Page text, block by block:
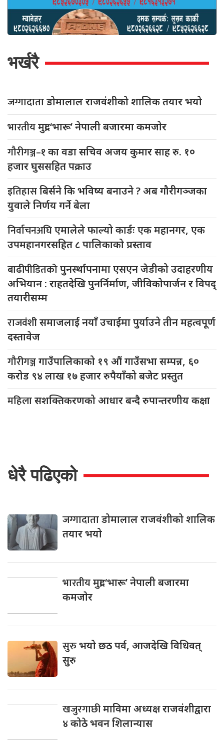
भर्खरै
जग्गादाताडोमालाल राजवंशीको शालिक तयार भयो
भारतीयमुद्रा ‘भारू’ नेपाली बजारमा कमजाेर
गौरीगञ्ज–१का वडा सचिव अजय कुमार साह रु. १०
हजार घुससहित पक्राउ
इतिहासबिर्सने कि भविष्य बनाउने ? अब गौरीगञ्जका
युवाले निर्णय गर्ने बेला
निर्वाचनअघिएमालेले फाल्यो कार्डः एक महानगर, एक
उपमहानगरसहित ८ पालिकाको प्रस्ताव
बाढीपीडितकोपुनर्स्थापनामा एसएन जेडीको उदाहरणीय
अभियान : राहतदेखि पुनर्निर्माण, जीविकोपार्जन र विपद्
तयारीसम्म
राजवंशीसमाजलाई नयाँ उचाईमा पुर्याउने तीन महत्वपूर्ण
दस्तावेज
गौरीगञ्जगाउँपालिकाको १९ औं गाउँसभा सम्पन्न, ६०
करोड ९४ लाख १७ हजार रुपैयाँको बजेट प्रस्तुत
महिलासशक्तिकरणको आधार बन्दै रुपान्तरणीय कक्षा
धेरै पढिएको
जग्गादाताडोमालाल राजवंशीको शालिक
तयार भयो
भारतीयमुद्रा ‘भारू’ नेपाली बजारमा
कमजाेर
सुरुभयो छठ पर्व, आजदेखि विधिवत्
सुरु
खजुरगाछीमाविमा अध्यक्ष राजवंशीद्वारा
४ कोठे भवन शिलान्यास